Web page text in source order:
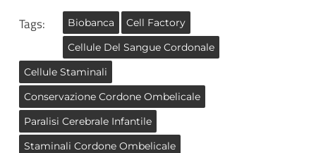
Tags: Biobanca
Cell Factory
Cellule Del Sangue Cordonale
Cellule Staminali
Conservazione Cordone Ombelicale
Paralisi Cerebrale Infantile
Staminali Cordone Ombelicale